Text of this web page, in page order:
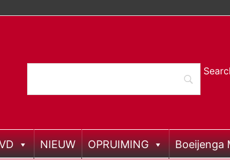
NIEUW OPRUIMING Boeijenga